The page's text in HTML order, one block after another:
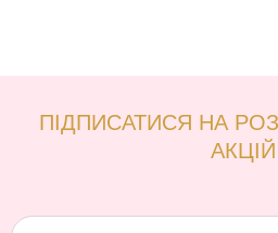
ПІДПИСАТИСЯ НА
АКЦІЙ